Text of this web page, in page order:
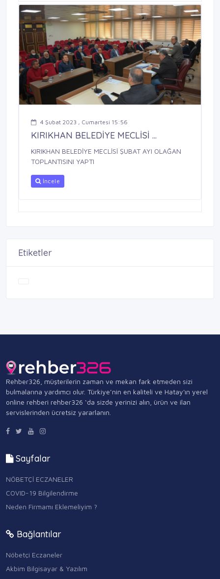
4 Şubat 2023 , Cumartesi 15:56
KIRIKHAN BELEDİYE MECLİSİ ...
KIRIKHAN BELEDİYE MECLİSİ ŞUBAT AYI OLAĞAN
TOPLANTISINI YAPTI
İncele
Etiketler
Rehber326, müşterilerin zaman ve mekan fark etmeden sizi
bulmalarına yardımcı olur. Türkiye’nin en kaliteli ve Hatay'ın yerel
online rehberi rehber326 ‘da sizde yerinizi alın, ürün ve ilan
servislerinden ücretsiz yararlanın.
Sayfalar
NÖBETÇİ ECZANELER
COVID-19 Bilgilendirme
Neden Firmamı Eklemeliyim ?
Bağlantılar
Nöbetçi Eczaneler
Akbim Bilgisayar & Yazılım